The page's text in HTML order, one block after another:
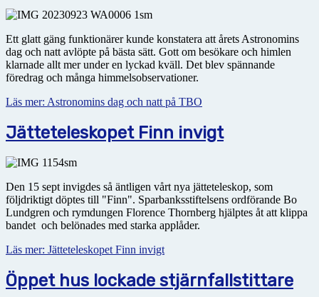
Ett glatt gäng funktionärer kunde konstatera att årets Astronomins
dag och natt avlöpte på bästa sätt. Gott om besökare och himlen
klarnade allt mer under en lyckad kväll. Det blev spännande
föredrag och många himmelsobservationer.
Läs mer: Astronomins dag och natt på TBO
Jätteteleskopet Finn invigt
Den 15 sept invigdes så äntligen vårt nya jätteteleskop, som
följdriktigt döptes till "Finn". Sparbanksstiftelsens ordförande Bo
Lundgren och rymdungen Florence Thornberg hjälptes åt att klippa
bandet och belönades med starka applåder.
Läs mer: Jätteteleskopet Finn invigt
Öppet hus lockade stjärnfallstittare